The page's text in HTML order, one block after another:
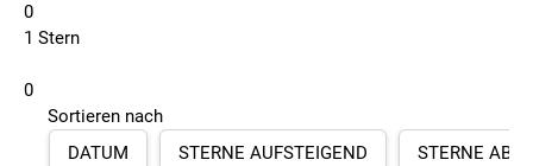
0
1 Stern
0
Sortieren nach
DATUM
STERNE AUFSTEIGEND STERNE